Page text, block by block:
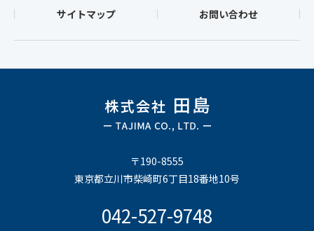
サイトマップ
お問い合わせ
〒190-8555
東京都立川市柴崎町6丁目18番地10号
042-527-9748